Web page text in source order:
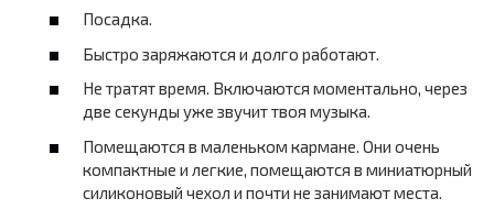
Посадка.
Быстро заряжаются и долго работают.
Не тратят время. Включаются моментально, через
две секунды уже звучит твоя музыка.
Помещаются в маленьком кармане. Они очень
компактные и легкие, помещаются в миниатюрный
силиконовый чехол и почти не занимают места.